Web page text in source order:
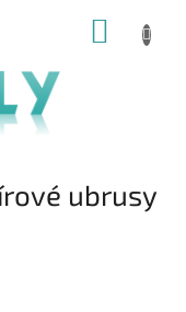
KOŠÍK
ubrusy